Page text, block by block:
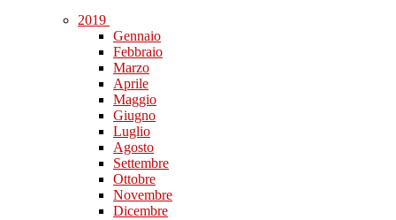
2019
Gennaio
Febbraio
Marzo
Aprile
Maggio
Giugno
Luglio
Agosto
Settembre
Ottobre
Novembre
Dicembre